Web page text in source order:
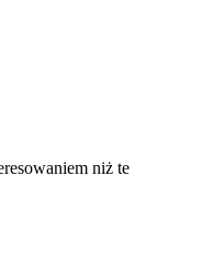
niż te